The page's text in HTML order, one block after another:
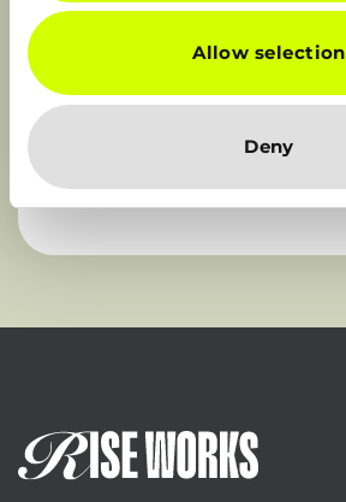
Allow selection
Deny
Solliciteren